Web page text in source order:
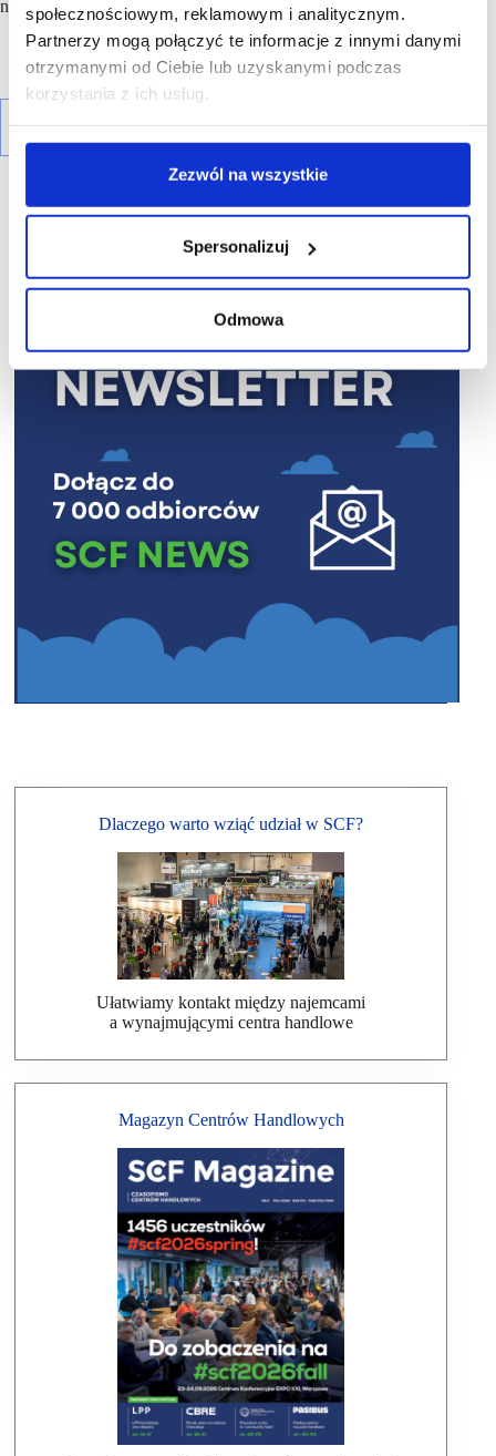
społecznościowym, reklamowym i analitycznym.
Partnerzy mogą połączyć te informacje z innymi danymi
otrzymanymi od Ciebie lub uzyskanymi podczas
korzystania z ich usług.
Zezwól na wszystkie
Spersonalizuj
Odmowa
na Giełdzie Papierów Wartościowych w Warszawie.
R E K L A M A
Dlaczego warto wziąć udział w SCF?
Ułatwiamy kontakt między najemcami
a wynajmującymi centra handlowe
Magazyn Centrów Handlowych